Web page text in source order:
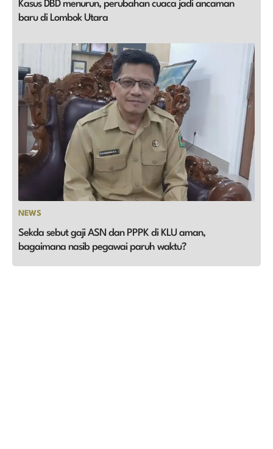
Kasus DBD menurun, perubahan cuaca jadi ancaman
baru di Lombok Utara
NEWS
Sekda sebut gaji ASN dan PPPK di KLU aman,
bagaimana nasib pegawai paruh waktu?